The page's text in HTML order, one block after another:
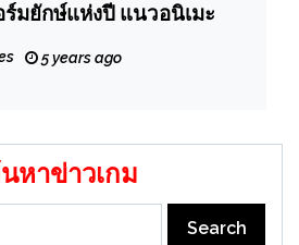
มยักษ์แห่งปี แนวอนิเมะ
5 years ago
หาข่าวเกม